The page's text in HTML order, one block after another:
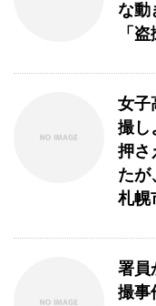
な動
「
女子
撮し
押さ
たが
札幌
署員
撮事